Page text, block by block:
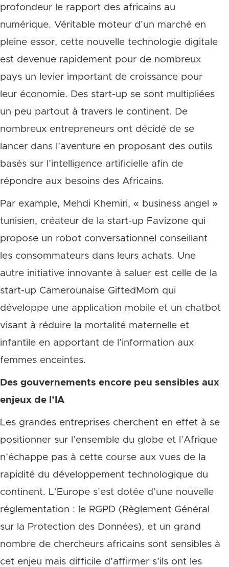
profondeur le rapport des africains au
numérique. Véritable moteur d’un marché en
pleine essor, cette nouvelle technologie digitale
est devenue rapidement pour de nombreux
pays un levier important de croissance pour
leur économie. Des start-up se sont multipliées
un peu partout à travers le continent. De
nombreux entrepreneurs ont décidé de se
lancer dans l’aventure en proposant des outils
basés sur l’intelligence artificielle afin de
répondre aux besoins des Africains.
Par example, Mehdi Khemiri, « business angel »
tunisien, créateur de la start-up Favizone qui
propose un robot conversationnel conseillant
les consommateurs dans leurs achats. Une
autre initiative innovante à saluer est celle de la
start-up Camerounaise GiftedMom qui
développe une application mobile et un chatbot
visant à réduire la mortalité maternelle et
infantile en apportant de l’information aux
femmes enceintes.
Des gouvernements encore peu sensibles aux
enjeux de l’IA
Les grandes entreprises cherchent en effet à se
positionner sur l’ensemble du globe et l’Afrique
n’échappe pas à cette course aux vues de la
rapidité du développement technologique du
continent. L’Europe s’est dotée d’une nouvelle
réglementation : le RGPD (Règlement Général
sur la Protection des Données), et un grand
nombre de chercheurs africains sont sensibles à
cet enjeu mais difficile d’affirmer s’ils ont les